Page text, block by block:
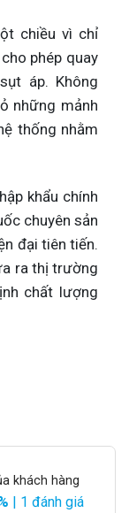
chiều vì chỉ
phép quay
áp. Không
những mảnh
thống nhằm
khẩu chính
chuyên sản
đại tiên tiến.
ra thị trường
chất lượng
khách hàng
| 1 đánh giá